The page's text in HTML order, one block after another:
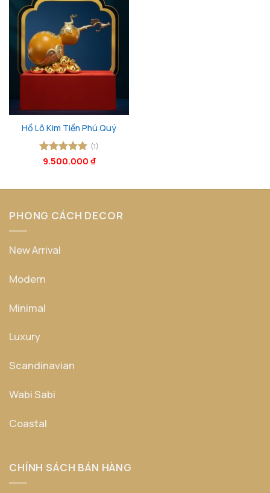
Hồ Lô Kim Tiền Phú Quý
Được xếp
(1)
9.500.000 ₫
PHONG CÁCH DECOR
New Arrival
Modern
Minimal
Luxury
Scandinavian
Wabi Sabi
Coastal
CHÍNH SÁCH BÁN HÀNG